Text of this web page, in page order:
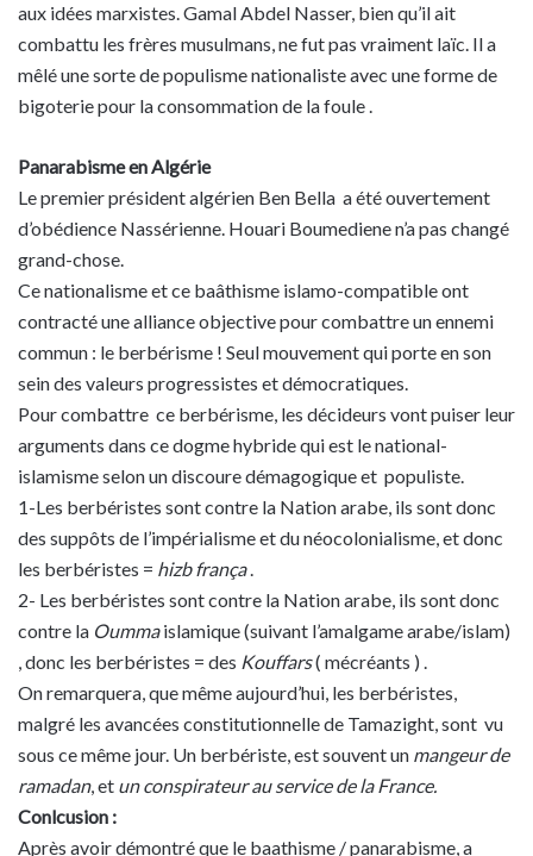
aux idées marxistes. Gamal Abdel Nasser, bien qu’il ait
combattu les frères musulmans, ne fut pas vraiment laïc. Il a
mêlé une sorte de populisme nationaliste avec une forme de
bigoterie pour la consommation de la foule .
Panarabisme en Algérie
Le premier président algérien Ben Bella a été ouvertement
d’obédience Nassérienne. Houari Boumediene n’a pas changé
grand-chose.
Ce nationalisme et ce baâthisme islamo-compatible ont
contracté une alliance objective pour combattre un ennemi
commun : le berbérisme ! Seul mouvement qui porte en son
sein des valeurs progressistes et démocratiques.
Pour combattre ce berbérisme, les décideurs vont puiser leur
arguments dans ce dogme hybride qui est le national-
islamisme selon un discoure démagogique et populiste.
1-Les berbéristes sont contre la Nation arabe, ils sont donc
des suppôts de l’impérialisme et du néocolonialisme, et donc
les berbéristes = hizb frança.
2- Les berbéristes sont contre la Nation arabe, ils sont donc
contre la Oummaislamique (suivant l’amalgame arabe/islam)
, donc les berbéristes = des Kouffars( mécréants ) .
On remarquera, que même aujourd’hui, les berbéristes,
malgré les avancées constitutionnelle de Tamazight, sont vu
sous ce même jour. Un berbériste, est souvent un mangeur de
ramadan, et un conspirateur au service de la France.
Conlcusion :
Après avoir démontré que le baathisme / panarabisme, a